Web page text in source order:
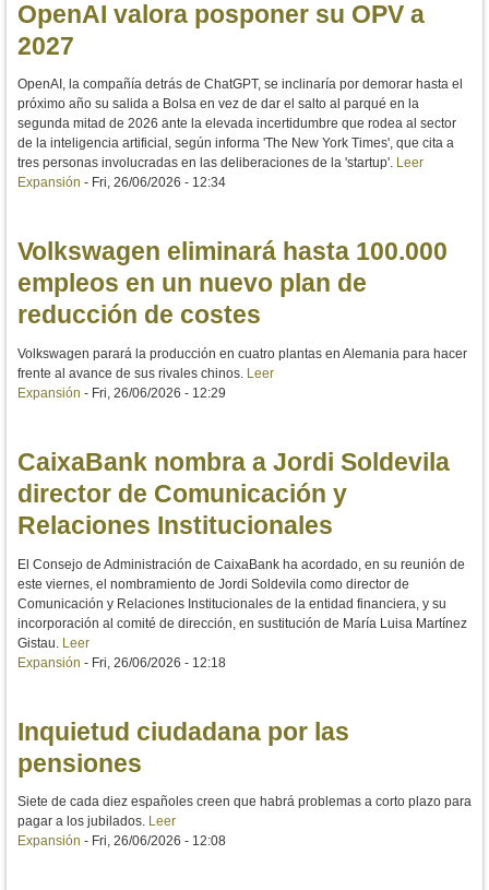
OpenAI valora posponer su OPV a
2027
OpenAI, la compañía detrás de ChatGPT, se inclinaría por demorar hasta el
próximo año su salida a Bolsa en vez de dar el salto al parqué en la
segunda mitad de 2026 ante la elevada incertidumbre que rodea al sector
de la inteligencia artificial, según informa 'The New York Times', que cita a
tres personas involucradas en las deliberaciones de la 'startup'. Leer
Expansión - Fri, 26/06/2026 - 12:34
Volkswagen eliminará hasta 100.000
empleos en un nuevo plan de
reducción de costes
Volkswagen parará la producción en cuatro plantas en Alemania para hacer
frente al avance de sus rivales chinos. Leer
Expansión - Fri, 26/06/2026 - 12:29
CaixaBank nombra a Jordi Soldevila
director de Comunicación y
Relaciones Institucionales
El Consejo de Administración de CaixaBank ha acordado, en su reunión de
este viernes, el nombramiento de Jordi Soldevila como director de
Comunicación y Relaciones Institucionales de la entidad financiera, y su
incorporación al comité de dirección, en sustitución de María Luisa Martínez
Gistau. Leer
Expansión - Fri, 26/06/2026 - 12:18
Inquietud ciudadana por las
pensiones
Siete de cada diez españoles creen que habrá problemas a corto plazo para
pagar a los jubilados. Leer
Expansión - Fri, 26/06/2026 - 12:08